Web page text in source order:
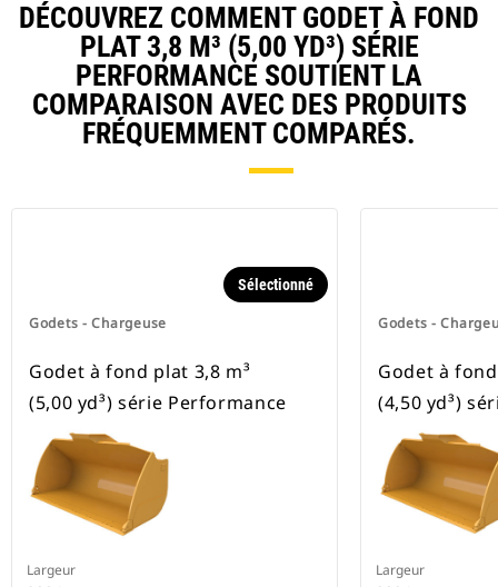
DÉCOUVREZ COMMENT GODET À FOND
PLAT 3,8 M³ (5,00 YD³) SÉRIE
PERFORMANCE SOUTIENT LA
COMPARAISON AVEC DES PRODUITS
FRÉQUEMMENT COMPARÉS.
Godets - Chargeuse
Sélectionné
Godet à fond plat 3,8 m³
(5,00 yd³) série Performance
Largeur
Godets -
Godet à
(4,50 yd³)
Largeur